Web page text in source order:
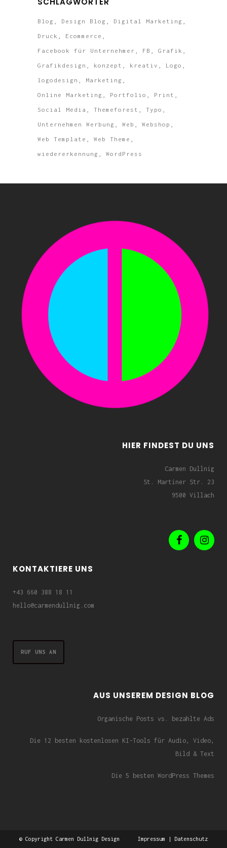
Blog Design Blog Digital Marketing
Druck Ecommerce
Facebook für Unternehmer FB Grafik
Grafikdesign konzept kreativ Logo
logodesign Marketing
Online Marketing Portfolio Print
Social Media Themeforest Typo
Unternehmen Werbung Web Webshop
Web Template Web Theme
wiedererkennung WordPress
HIER FINDEST DU UNS
Carmen Dullnig
St. Martiner Str. 23
9500 Villach
KONTAKTIERE UNS
+43 660 388 18 11
hello@carmendullnig.com
RUF UNS AN
AUS UNSEREM DESIGN BLOG
Organische Posts vs. bezahlte Ads
Die 12 besten kostenlosen KI-Tools für Audio, Video,
Bild & Text
Die 5 besten WordPress Themes
© Copyright Carmen Dullnig Design Impressum | Datenschutz